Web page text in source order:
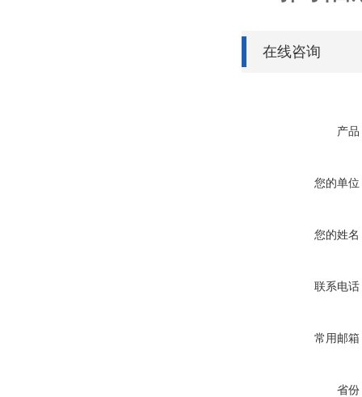
在线咨询
产品
您的单位
您的姓名
联系电话
常用邮箱
省份